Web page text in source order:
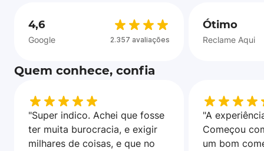
4,6
Google 2.357 avaliações
Ótimo
Reclame Aqui
Quem conhece, confia
"Super indico. Achei que fosse
ter muita burocracia, e exigir
milhares de coisas, e que no
"A
Começou
um bom